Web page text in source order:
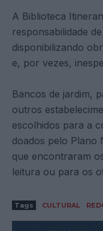
A Biblioteca
responsabilidade
disponibilizando
e, por vezes,
Bancos de jardim,
outros
escolhidos para a
doados pelo Plano
que encontraram
leitura ou para os
Tags CULTURAL